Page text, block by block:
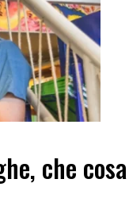
che cosa